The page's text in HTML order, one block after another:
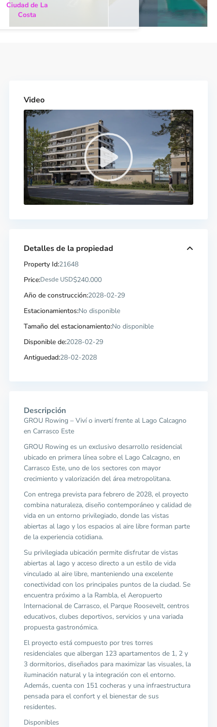
Ciudad de La
Costa
Video
Detalles de la propiedad
Property Id:21648
Price:Desde USD$240.000
Año de construcción:2028-02-29
Estacionamientos:No disponible
Tamaño del estacionamiento:No disponible
Disponible de:2028-02-29
Antiguedad:28-02-2028
Descripción
GROU Rowing – Viví o invertí frente al Lago Calcagno
en Carrasco Este
GROU Rowing es un exclusivo desarrollo residencial
ubicado en primera línea sobre el Lago Calcagno, en
Carrasco Este, uno de los sectores con mayor
crecimiento y valorización del área metropolitana.
Con entrega prevista para febrero de 2028, el proyecto
combina naturaleza, diseño contemporáneo y calidad de
vida en un entorno privilegiado, donde las vistas
abiertas al lago y los espacios al aire libre forman parte
de la experiencia cotidiana.
Su privilegiada ubicación permite disfrutar de vistas
abiertas al lago y acceso directo a un estilo de vida
vinculado al aire libre, manteniendo una excelente
conectividad con los principales puntos de la ciudad. Se
encuentra próximo a la Rambla, el Aeropuerto
Internacional de Carrasco, el Parque Roosevelt, centros
educativos, clubes deportivos, servicios y una variada
propuesta gastronómica.
El proyecto está compuesto por tres torres
residenciales que albergan 123 apartamentos de 1, 2 y
3 dormitorios, diseñados para maximizar las visuales, la
iluminación natural y la integración con el entorno.
Además, cuenta con 151 cocheras y una infraestructura
pensada para el confort y el bienestar de sus
residentes.
Disponibles